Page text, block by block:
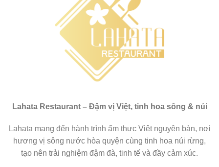
Lahata Restaurant – Đậm vị Việt, tinh hoa sông & núi
Lahata mang đến hành trình ẩm thực Việt nguyên bản, nơi
hương vị sông nước hòa quyện cùng tinh hoa núi rừng,
tạo nên trải nghiệm đậm đà, tinh tế và đầy cảm xúc.